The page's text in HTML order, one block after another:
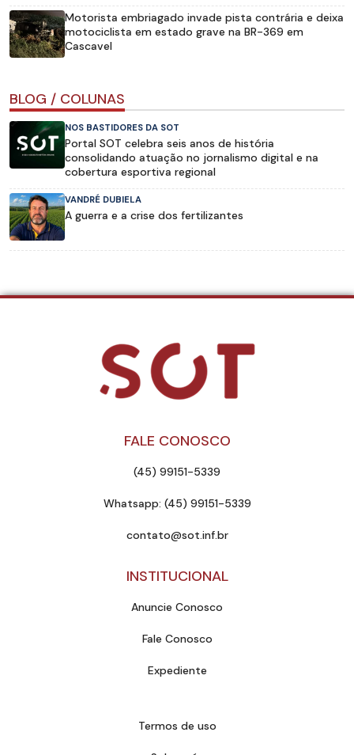
Motorista embriagado invade pista contrária e deixa
motociclista em estado grave na BR-369 em
Cascavel
BLOG / COLUNAS
NOS BASTIDORES DA SOT
Portal SOT celebra seis anos de história
consolidando atuação no jornalismo digital e na
cobertura esportiva regional
VANDRÉ DUBIELA
A guerra e a crise dos fertilizantes
FALE CONOSCO
(45) 99151-5339
Whatsapp: (45) 99151-5339
contato@sot.inf.br
INSTITUCIONAL
Anuncie Conosco
Fale Conosco
Expediente
Termos de uso